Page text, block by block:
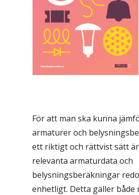
För att man ska kunna
armaturer och
ett riktigt och rättvist sätt
relevanta armaturdata och
belysningsberäkningar
enhetligt. Detta gäller både